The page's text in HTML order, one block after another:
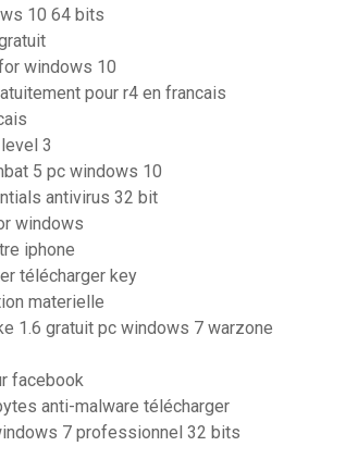
10 64 bits
windows 10
pour r4 en francais
3
5 pc windows 10
antivirus 32 bit
windows
iphone
télécharger key
materielle
1.6 gratuit pc windows 7 warzone
facebook
anti-malware télécharger
7 professionnel 32 bits